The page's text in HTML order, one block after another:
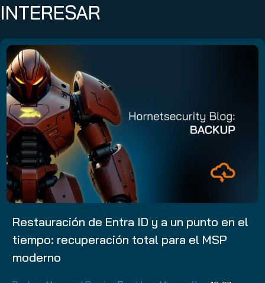
INTERESAR
Restauración de Entra ID y a un punto en el
tiempo: recuperación total para el MSP
moderno